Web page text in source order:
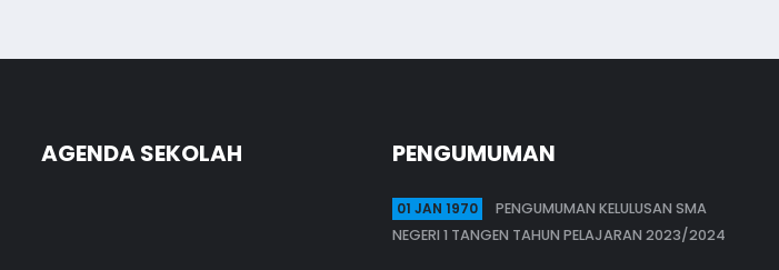
AGENDA SEKOLAH PENGUMUMAN
01 JAN 1970
PENGUMUMAN KELULUSAN SMA
NEGERI 1 TANGEN TAHUN PELAJARAN 2023/2024